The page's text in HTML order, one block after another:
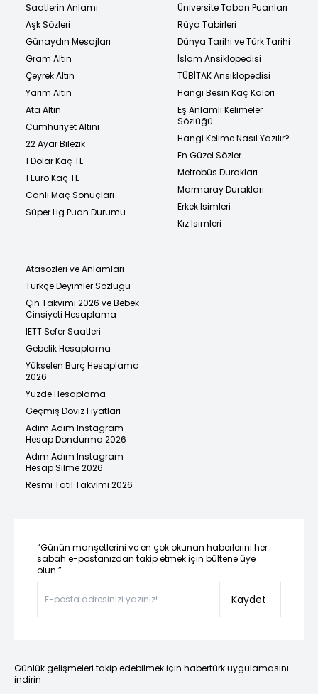
Saatlerin Anlamı
Aşk Sözleri
Günaydın Mesajları
Gram Altın
Çeyrek Altın
Yarım Altın
Ata Altın
Cumhuriyet Altını
22 Ayar Bilezik
1 Dolar Kaç TL
1 Euro Kaç TL
Canlı Maç Sonuçları
Süper Lig Puan Durumu
Üniversite Taban Puanları
Rüya Tabirleri
Dünya Tarihi ve Türk Tarihi
İslam Ansiklopedisi
TÜBİTAK Ansiklopedisi
Hangi Besin Kaç Kalori
Eş Anlamlı Kelimeler
Sözlüğü
Hangi Kelime Nasıl Yazılır?
En Güzel Sözler
Metrobüs Durakları
Marmaray Durakları
Erkek İsimleri
Kız İsimleri
Atasözleri ve Anlamları
Türkçe Deyimler Sözlüğü
Çin Takvimi 2026 ve Bebek
Cinsiyeti Hesaplama
İETT Sefer Saatleri
Gebelik Hesaplama
Yükselen Burç Hesaplama
2026
Yüzde Hesaplama
Geçmiş Döviz Fiyatları
Adım Adım Instagram
Hesap Dondurma 2026
Adım Adım Instagram
Hesap Silme 2026
Resmi Tatil Takvimi 2026
“Günün manşetlerini ve en çok okunan haberlerini her
sabah e-postanızdan takip etmek için bültene üye
olun.”
Kaydet
Günlük gelişmeleri takip edebilmek için habertürk uygulamasını
indirin